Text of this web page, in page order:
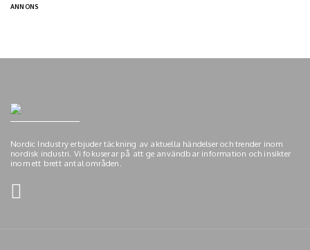
ANNONS
Nordic Industry erbjuder täckning av aktuella händelser och trender inom
nordisk industri. Vi fokuserar på att ge användbar information och insikter
inom ett brett antal områden.